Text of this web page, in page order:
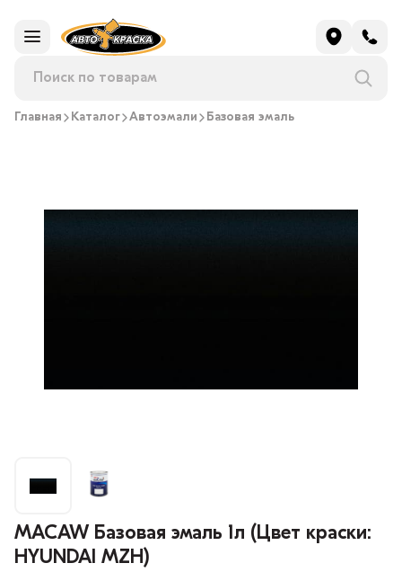
Главная Каталог Автоэмали Базовая эмаль
MACAW Базовая эмаль 1л (Цвет краски:
HYUNDAI MZH)